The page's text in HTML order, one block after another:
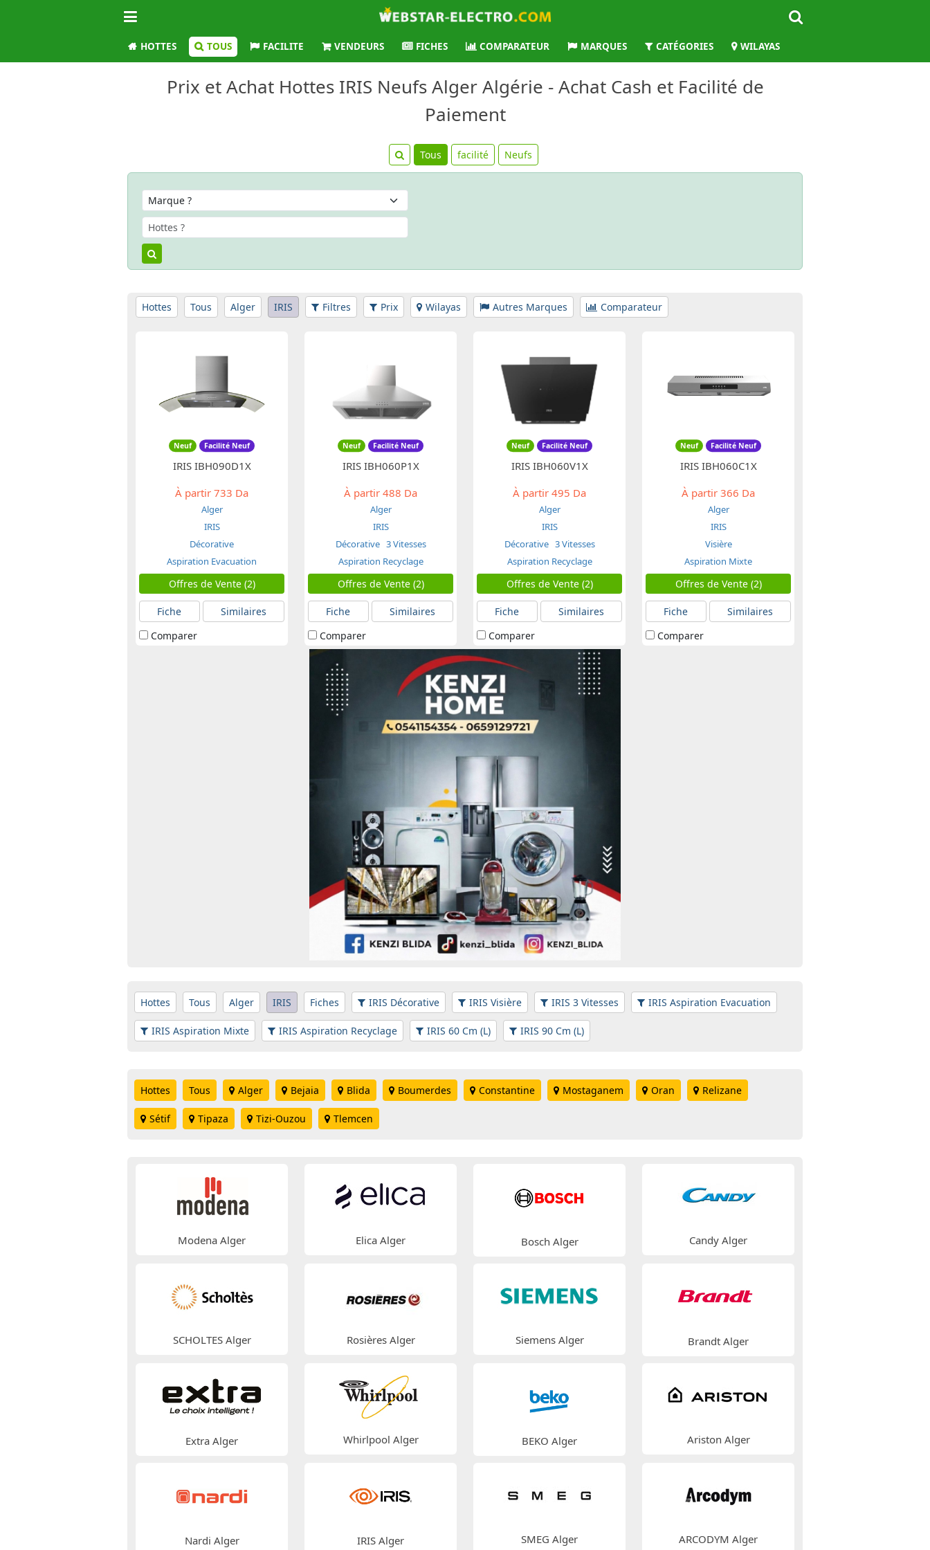
HOTTES TOUS FACILITE VENDEURS FICHES COMPARATEUR MARQUES CATÉGORIES WILAYAS
Prix et Achat Hottes IRIS Neufs Alger Algérie - Achat Cash et Facilité de
Paiement
Tous facilité Neufs
Hottes Tous Alger IRIS Filtres Prix Wilayas Autres Marques Comparateur
Neuf Facilité Neuf
IRIS IBH090D1X
À partir 733 Da
Alger
IRIS
Décorative
Aspiration Evacuation
Offres de Vente (2)
Fiche
Similaires
Comparer
Neuf Facilité Neuf
IRIS IBH060P1X
À partir 488 Da
Alger
IRIS
Décorative 3 Vitesses
Aspiration Recyclage
Offres de Vente (2)
Fiche
Similaires
Comparer
Neuf Facilité Neuf
IRIS IBH060V1X
À partir 495 Da
Alger
IRIS
Décorative 3 Vitesses
Aspiration Recyclage
Offres de Vente (2)
Fiche
Similaires
Comparer
Neuf Facilité Neuf
IRIS IBH060C1X
À partir 366 Da
Alger
IRIS
Visière
Aspiration Mixte
Offres de Vente (2)
Fiche
Similaires
Comparer
Hottes Tous Alger IRIS Fiches IRIS Décorative IRIS Visière IRIS 3 Vitesses IRIS Aspiration Evacuation
IRIS Aspiration Mixte IRIS Aspiration Recyclage IRIS 60 Cm (L) IRIS 90 Cm (L)
Hottes Tous Alger Bejaia Blida Boumerdes Constantine Mostaganem Oran Relizane
Sétif Tipaza Tizi-Ouzou Tlemcen
Modena Alger Elica Alger Bosch Alger Candy Alger
SCHOLTES Alger Rosières Alger Siemens Alger Brandt Alger
Extra Alger Whirlpool Alger BEKO Alger Ariston Alger
Nardi Alger IRIS Alger SMEG Alger ARCODYM Alger